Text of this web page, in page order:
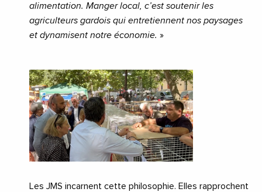
alimentation. Manger local, c’est soutenir les
agriculteurs gardois qui entretiennent nos paysages
et dynamisent notre économie. »
Les JMS incarnent cette philosophie. Elles rapprochent